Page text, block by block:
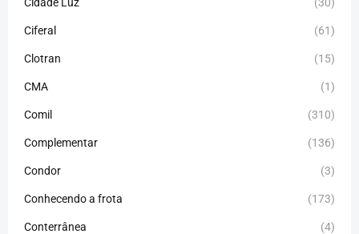
Ciferal (61)
Clotran (15)
CMA (1)
Comil (310)
Complementar (136)
Condor (3)
Conhecendo a frota (173)
Conterrânea (4)